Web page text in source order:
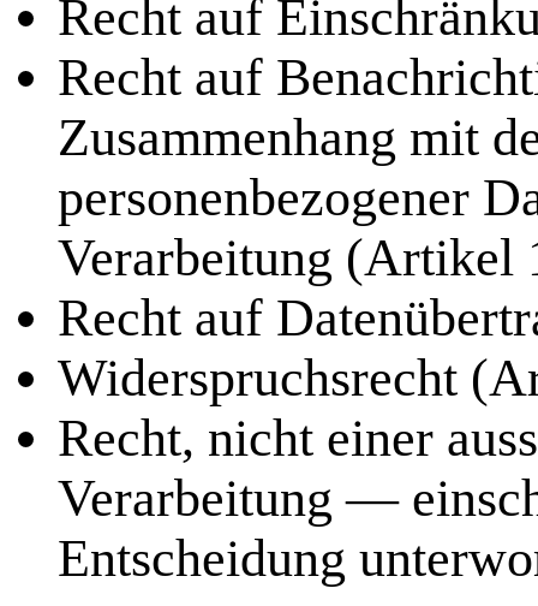
Recht auf
Recht auf
Zusammenhang mit
personenbezogener
Verarbeitung (Artikel
Recht auf
Widerspruchsrecht
Recht, nicht einer
Verarbeitung —
Entscheidung